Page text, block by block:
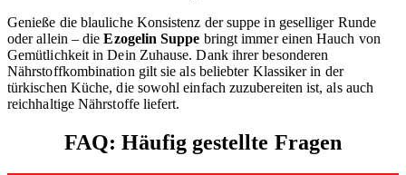
Genieße die blauliche Konsistenz der suppe in geselliger Runde
oder allein – dieEzogelin Suppe bringt immer einen Hauch von
Gemütlichkeit in Dein Zuhause. Dank ihrer besonderen
Nährstoffkombination gilt sie als beliebter Klassiker in der
türkischen Küche, die sowohl einfach zuzubereiten ist, als auch
reichhaltige Nährstoffe liefert.
FAQ: Häufig gestellte Fragen